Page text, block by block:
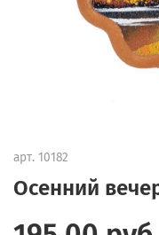
арт. 10182
Осенний